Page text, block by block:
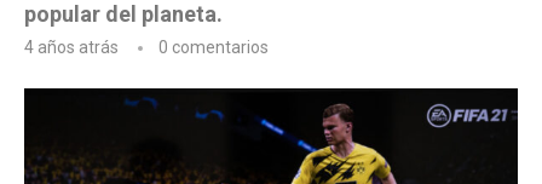
popular del planeta.
4 años atrás 0 comentarios